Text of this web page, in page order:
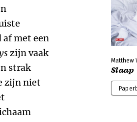
met een
zijn vaak
strak
zijn niet
Matthew
Slaap